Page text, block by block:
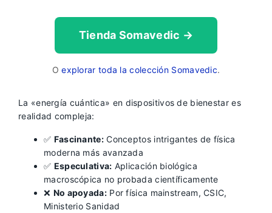
Tienda Somavedic →
Oexplorar toda la colección Somavedic.
La «energía cuántica» en dispositivos de bienestar es
realidad compleja:
✅ Fascinante:Conceptos intrigantes de física
moderna más avanzada
✅ Especulativa: Aplicación biológica
macroscópica no probada científicamente
❌ No apoyada:Por física mainstream, CSIC,
Ministerio Sanidad